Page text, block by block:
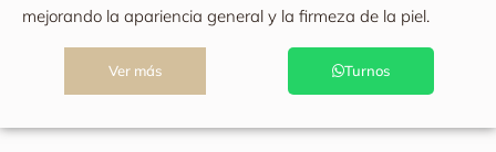
mejorando la apariencia general y la firmeza de la piel.
Ver más Turnos